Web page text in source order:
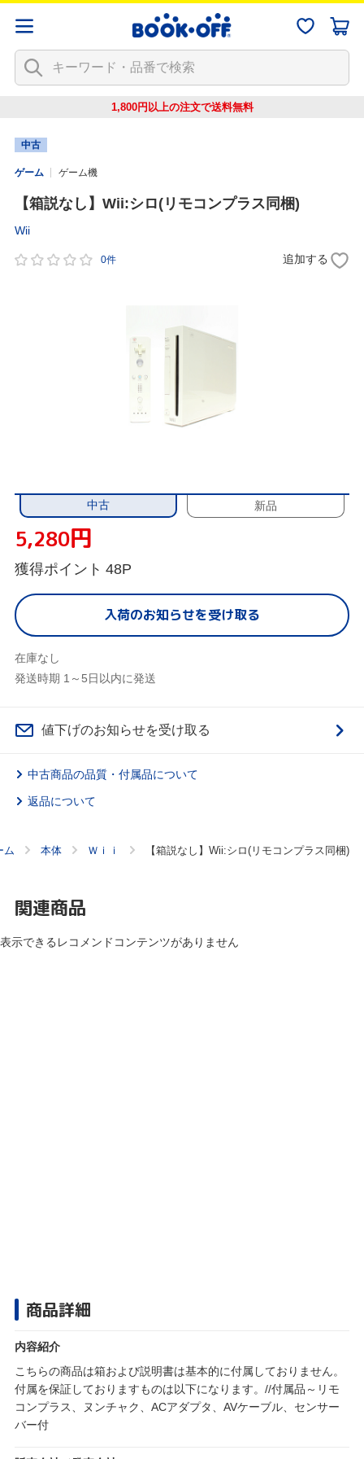
1,800円以上の注文で送料無料
中古
ゲーム ゲーム機
【箱説なし】Wii:シロ(リモコンプラス同梱)
Wii
0件 追加する
中古 新品
5,280円
獲得ポイント 48P
入荷のお知らせを受け取る
在庫なし
発送時期 1～5日以内に発送
値下げのお知らせを受け取る
中古商品の品質・付属品について
返品について
ム 本体 Ｗｉｉ 【箱説なし】Wii:シロ(リモコンプラス同梱)
関連商品
表示できるレコメンドコンテンツがありません
商品詳細
内容紹介
こちらの商品は箱および説明書は基本的に付属しておりません。
付属を保証しておりますものは以下になります。//付属品～リモ
コンプラス、ヌンチャク、ACアダプタ、AVケーブル、センサー
バー付